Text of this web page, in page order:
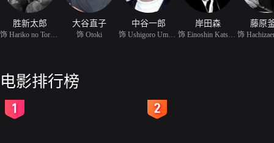
胜新太郎 大谷直子
饰 Otoki
中谷一郎 岸田森 藤原
电影排行榜